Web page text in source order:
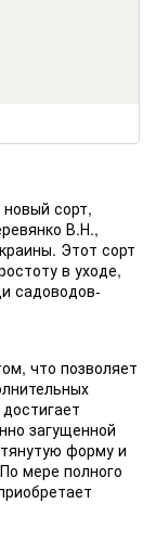
сорт,
В.Н.,
Этот сорт
в уходе,
садоводов-
что позволяет
загущенной
форму и
мере полного